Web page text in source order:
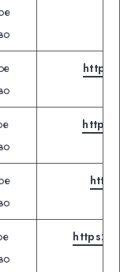
https://